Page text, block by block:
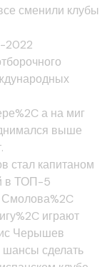
сменили клубы
2022
а на миг
выше
стал капитаном
в ТОП-5
Смолова%2C
играют
Черышев
шансы сделать